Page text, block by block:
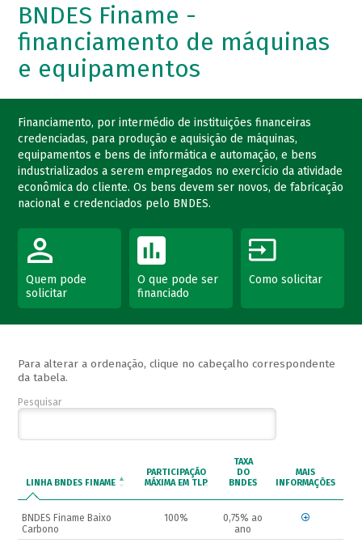
BNDES Finame -
financiamento de máquinas
e equipamentos
Financiamento, por intermédio de instituições financeiras
credenciadas, para produção e aquisição de máquinas,
equipamentos e bens de informática e automação, e bens
industrializados a serem empregados no exercício da atividade
econômica do cliente. Os bens devem ser novos, de fabricação
nacional e credenciados pelo BNDES.
Quem pode
solicitar
O que pode ser
financiado
Como solicitar
Para alterar a ordenação, clique no cabeçalho correspondente
da tabela.
Pesquisar
LINHA BNDES FINAME
PARTICIPAÇÃO
MÁXIMA EM TLP
TAXA
DO
BNDES
MAIS
INFORMAÇÕES
BNDES Finame Baixo
Carbono
100%
0,75% ao
ano